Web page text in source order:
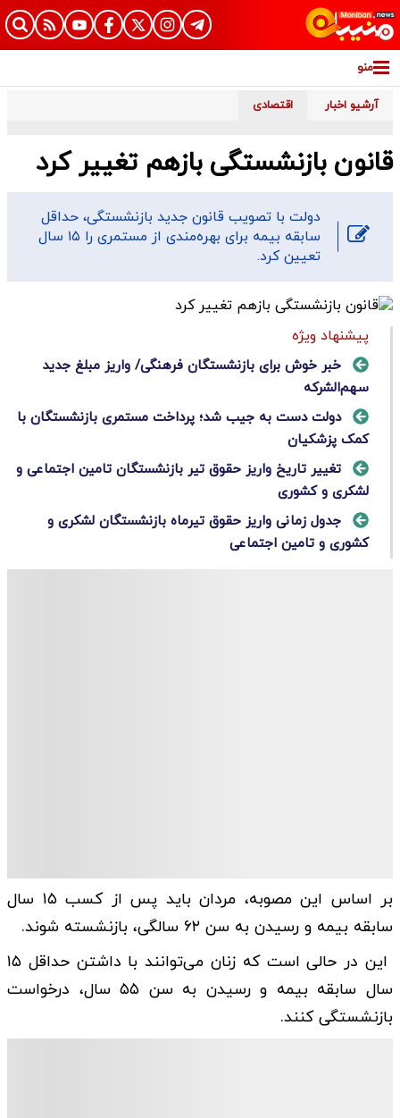
منو
آرشیو اخبار اقتصادی
قانون بازنشستگی بازهم تغییر کرد
دولت با تصویب قانون جدید بازنشستگی، حداقل
سابقه بیمه برای بهره‌مندی از مستمری را ۱۵ سال
تعیین کرد.
پیشنهاد ویژه
خبر خوش برای بازنشستگان فرهنگی/ واریز مبلغ جدید
سهم‌الشرکه
دولت دست به جیب شد؛ پرداخت مستمری بازنشستگان با
کمک پزشکیان
تغییر تاریخ واریز حقوق تیر بازنشستگان تامین اجتماعی و
لشکری و کشوری
جدول زمانی واریز حقوق تیرماه بازنشستگان لشکری و
کشوری و تامین اجتماعی
بر اساس این مصوبه، مردان باید پس از کسب ۱۵ سال
سابقه بیمه و رسیدن به سن ۶۲ سالگی، بازنشسته شوند.
این در حالی است که زنان می‌توانند با داشتن حداقل ۱۵
سال سابقه بیمه و رسیدن به سن ۵۵ سال، درخواست
بازنشستگی کنند.